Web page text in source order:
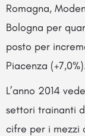
Romagna,
Bologna per
posto per
Piacenza
L’anno 2014
settori trainanti
cifre per i mezzi